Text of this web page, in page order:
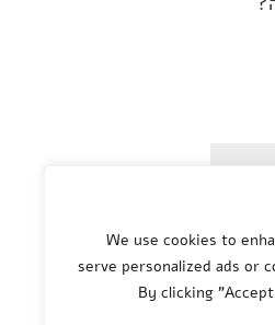
We use cookies to
serve personalized ads or
By clicking